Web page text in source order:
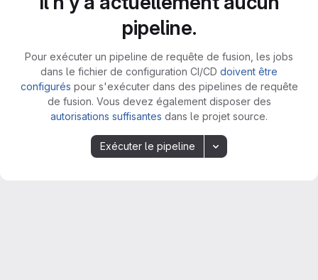
pipeline.
Pour exécuter un pipeline de requête de fusion, les jobs
dans le fichier de configuration CI/CD doivent être
configurés pour s'exécuter dans des pipelines de requête
de fusion. Vous devez également disposer des
autorisations suffisantes dans le projet source.
Exécuter le pipeline